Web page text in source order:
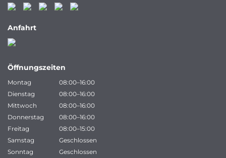
Anfahrt
Öffnungszeiten
Montag
08:00–16:00
Dienstag
08:00–16:00
Mittwoch
08:00–16:00
Donnerstag
08:00–16:00
Freitag
08:00–15:00
Samstag
Geschlossen
Sonntag
Geschlossen